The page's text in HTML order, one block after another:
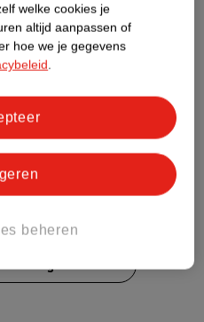
heeft (nog) geen Nature
welke cookies je
altijd aanpassen of
hoe we je gegevens
.
beheren